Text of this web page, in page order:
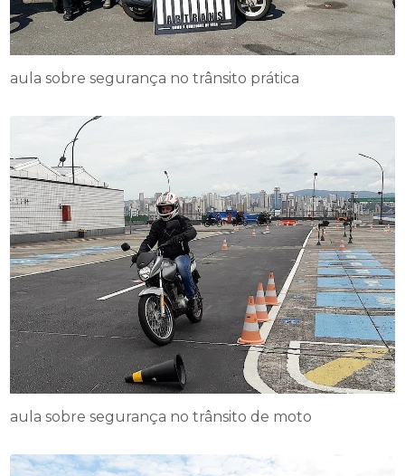
aula sobre segurança no trânsito prática
aula sobre segurança no trânsito de moto